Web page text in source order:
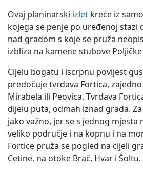
Ovaj planinarski izlet kreće iz
kojega se penje po uređenoj stazi
nad gradom s koje se pruža
izbliza na kamene stubove Poljičke
Cijelu bogatu i iscrpnu povijest
predočuje tvrđava Fortica,
Mirabela ili Peovica. Tvrđava
dijelu puta, odmah iznad grada.
jako važno, jer se s jednog mjesta
veliko područje i na kopnu i na
Fortice pruža se pogled na cijeli
Cetine, na otoke Brač, Hvar i Šoltu.